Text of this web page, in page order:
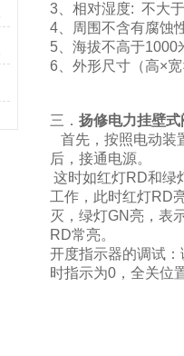
3、相对湿度: 不大
4、周围不含有腐蚀
5、海拔不高于1000
6、外形尺寸（高×
三． 扬修电力挂壁
首先，按照电动装
后，接通电源。
这时如红灯RD和绿
工作，此时红灯RD
灭，绿灯GN亮，表
RD常亮。
开度指示器的调试
时指示为0，全关位